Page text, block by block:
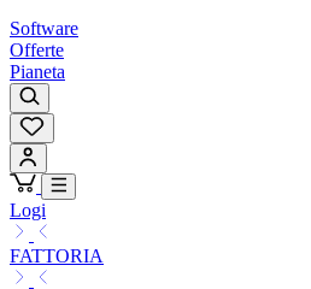
Software
Offerte
Pianeta
Logi
FATTORIA